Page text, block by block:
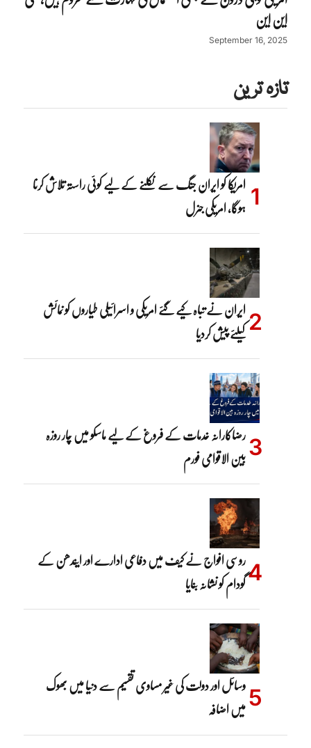
این این
September 16, 2025
تازہ ترین
امریکا کو ایران جنگ سے نکلنے کے لیے کوئی راستہ تلاش کرنا
ہوگا، امریکی جنرل
ایران نے تباہ کیے گئے امریکی و اسرائیلی طیاروں کو نمائش
کیلئے پیش کردیا
رضاکارانہ خدمات کے فروغ کے لیے ماسکو میں چار روزہ
بین الاقوامی فورم
روسی افواج نے کیف میں دفاعی ادارے اور ایندھن کے
گودام کو نشانہ بنایا
وسائل اور دولت کی غیر مساوی تقسیم سے دنیا میں بھوک
میں اضافہ